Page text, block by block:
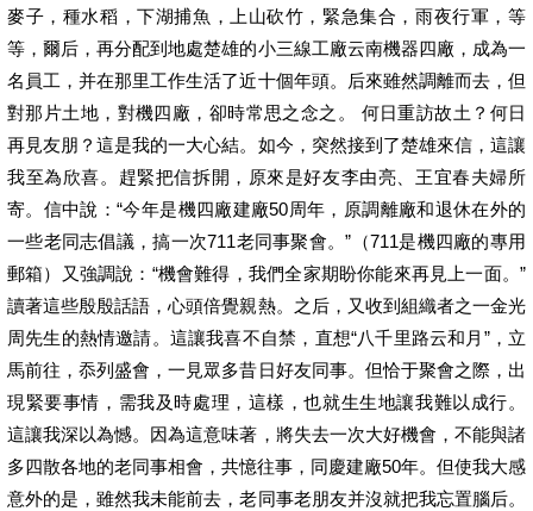
麥子，種水稻，下湖捕魚，上山砍竹，緊急集合，雨夜行軍，等
等，爾后，再分配到地處楚雄的小三線工廠云南機器四廠，成為一
名員工，并在那里工作生活了近十個年頭。后來雖然調離而去，但
對那片土地，對機四廠，卻時常思之念之。 何日重訪故土？何日
再見友朋？這是我的一大心結。如今，突然接到了楚雄來信，這讓
我至為欣喜。趕緊把信拆開，原來是好友李由亮、王宜春夫婦所
寄。信中說：“今年是機四廠建廠50周年，原調離廠和退休在外的
一些老同志倡議，搞一次711老同事聚會。”（711是機四廠的專用
郵箱）又強調說：“機會難得，我們全家期盼你能來再見上一面。”
讀著這些殷殷話語，心頭倍覺親熱。之后，又收到組織者之一金光
周先生的熱情邀請。這讓我喜不自禁，直想“八千里路云和月”，立
馬前往，忝列盛會，一見眾多昔日好友同事。但恰于聚會之際，出
現緊要事情，需我及時處理，這樣，也就生生地讓我難以成行。
這讓我深以為憾。因為這意味著，將失去一次大好機會，不能與諸
多四散各地的老同事相會，共憶往事，同慶建廠50年。但使我大感
意外的是，雖然我未能前去，老同事老朋友并沒就把我忘置腦后。